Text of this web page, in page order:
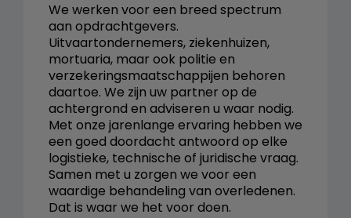
We werken voor een breed spectrum
aan opdrachtgevers.
Uitvaartondernemers, ziekenhuizen,
mortuaria, maar ook politie en
verzekeringsmaatschappijen behoren
daartoe. We zijn uw partner op de
achtergrond en adviseren u waar nodig.
Met onze jarenlange ervaring hebben we
een goed doordacht antwoord op elke
logistieke, technische of juridische vraag.
Samen met u zorgen we voor een
waardige behandeling van overledenen.
Dat is waar we het voor doen.